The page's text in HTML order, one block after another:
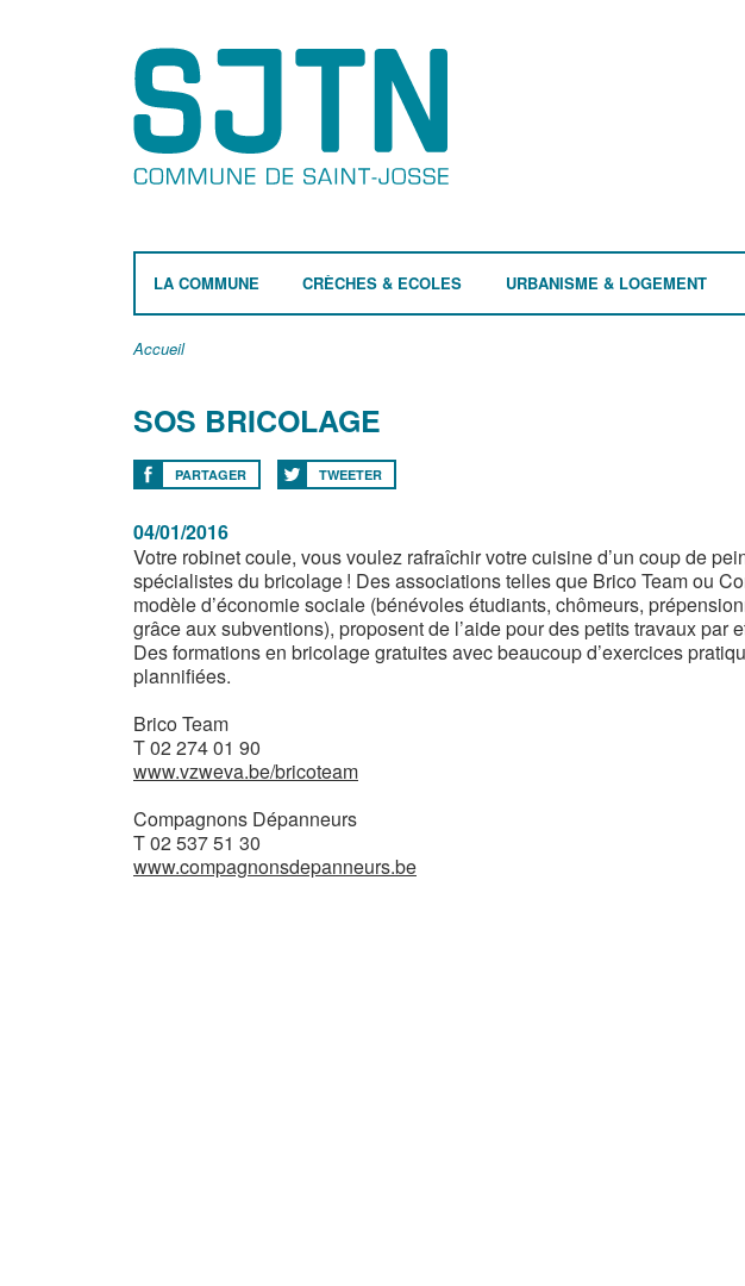
LA COMMUNE CRÈCHES & ECOLES URBANISME & LOGEMENT
Accueil
SOS BRICOLAGE
PARTAGER TWEETER
04/01/2016
Votre robinet coule, vous voulez rafraîchir votre cuisine d’un coup de
spécialistes du bricolage ! Des associations telles que Brico Team ou
modèle d’économie sociale (bénévoles étudiants, chômeurs,
grâce aux subventions), proposent de l’aide pour des petits travaux par
Des formations en bricolage gratuites avec beaucoup d’exercices
plannifiées.
Brico Team
T 02 274 01 90
www.vzweva.be/bricoteam
Compagnons Dépanneurs
T 02 537 51 30
www.compagnonsdepanneurs.be